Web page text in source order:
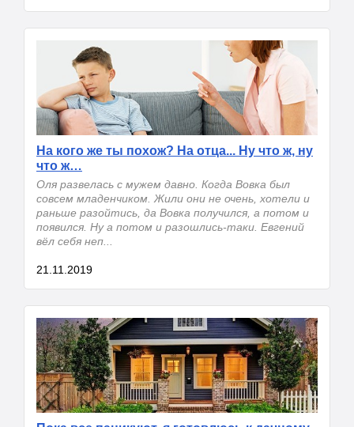
На кого же ты похож? На отца... Ну что ж, ну
что ж…
Оля развелась с мужем давно. Когда Вовка был
совсем младенчиком. Жили они не очень, хотели и
раньше разойтись, да Вовка получился, а потом и
появился. Ну а потом и разошлись-таки. Евгений
вёл себя неп...
21.11.2019